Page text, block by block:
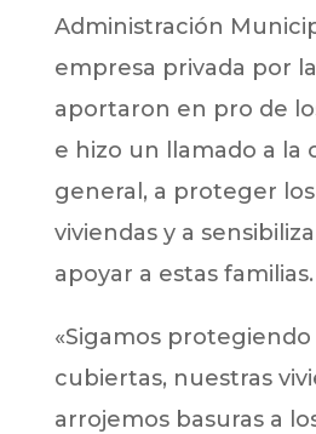
Administración
empresa privada por
aportaron en pro de
e hizo un llamado a la
general, a proteger
viviendas y a
apoyar a estas familias.
«Sigamos
cubiertas, nuestras
arrojemos basuras a